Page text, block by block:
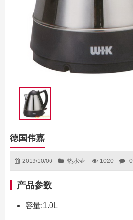
德国伟嘉
2019/10/06 热水壶 1020 0
产品参数
容量:1.0L